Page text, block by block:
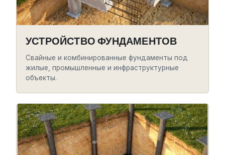
УСТРОЙСТВО ФУНДАМЕНТОВ
Свайные и комбинированные фундаменты под
жилые, промышленные и инфраструктурные
объекты.